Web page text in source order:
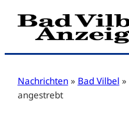
Zum
Inhalt
Nachrichten » Bad Vilbel »
angestrebt